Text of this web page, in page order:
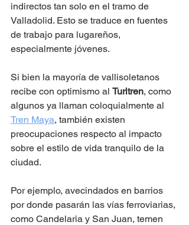
indirectos tan solo en el tramo de
Valladolid. Esto se traduce en fuentes
de trabajo para lugareños,
especialmente jóvenes.
Si bien la mayoría de vallisoletanos
recibe con optimismo al Turitren, como
algunos ya llaman coloquialmente al
Tren Maya, también existen
preocupaciones respecto al impacto
sobre el estilo de vida tranquilo de la
ciudad.
Por ejemplo, avecindados en barrios
por donde pasarán las vías ferroviarias,
como Candelaria y San Juan, temen